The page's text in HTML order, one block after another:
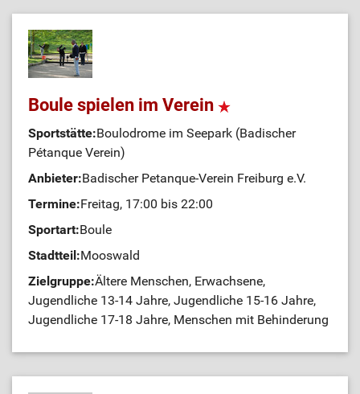
Boule spielen im Verein
Sportstätte:Boulodrome im Seepark (Badischer
Pétanque Verein)
Anbieter:Badischer Petanque-Verein Freiburg e.V.
Termine:Freitag, 17:00 bis 22:00
Sportart:Boule
Stadtteil:Mooswald
Zielgruppe:Ältere Menschen, Erwachsene,
Jugendliche 13-14 Jahre, Jugendliche 15-16 Jahre,
Jugendliche 17-18 Jahre, Menschen mit Behinderung